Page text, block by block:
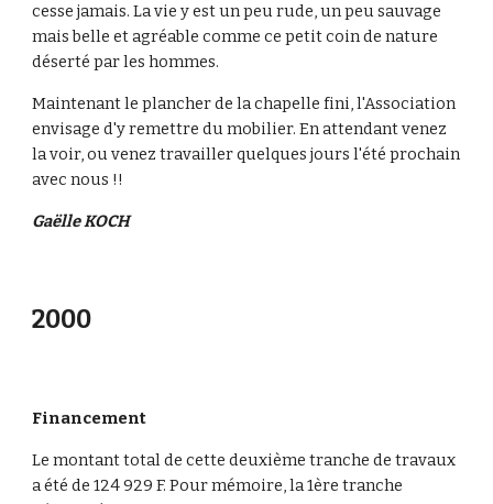
cesse jamais. La vie y est un peu rude, un peu sauvage
mais belle et agréable comme ce petit coin de nature
déserté par les hommes.
Maintenant le plancher de la chapelle fini, l'Association
envisage d'y remettre du mobilier. En attendant venez
la voir, ou venez travailler quelques jours l'été prochain
avec nous !!
Gaëlle KOCH
2000
Financement
Le montant total de cette deuxième tranche de travaux
a été de 124 929 F. Pour mémoire, la 1ère tranche